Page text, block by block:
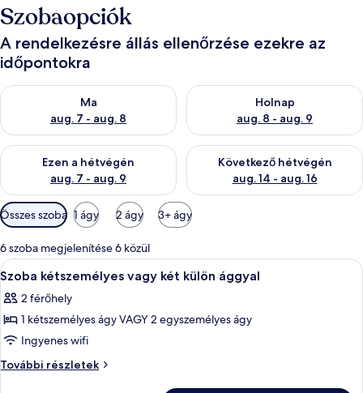
Szobaopciók
A rendelkezésre állás ellenőrzése ezekre az
időpontokra
Ma
aug. 7 - aug. 8
A ma esti rendelkezésre állás ellenőrzése: aug. 7 - aug. 8
Holnap
aug. 8 - aug. 9
A holnapi rendelkezésre állás
Ezen a hétvégén
aug. 7 - aug. 9
A mostani hétvégi rendelkezésre állás ellenőrzése: aug. 7 -
Következő hétvégén
aug. 14 - aug. 16
A következő hétvégi
Szobákhoz
rendelkezésre
álló
szűrők
Összes szoba 1 ágy 2 ágy 3+ ágy
6 szoba megjelenítése 6 közül
A
következő
szoba
összes
képének
megtekintése:
Egy szállodai szoba, amelyben egy
3
Szoba kétszemélyes vagy két külön ággyal
2 férőhely
1 kétszemélyes ágy VAGY 2 egyszemélyes ágy
Ingyenes wifi
További részletek
Szoba